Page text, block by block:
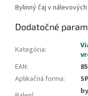
Bylinný čaj v
Dodatočné
Kategória:
EAN:
Aplikačná forma: